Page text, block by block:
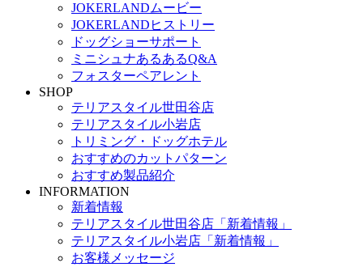
JOKERLANDムービー
JOKERLANDヒストリー
ドッグショーサポート
ミニシュナあるあるQ&A
フォスターペアレント
SHOP
テリアスタイル世田谷店
テリアスタイル小岩店
トリミング・ドッグホテル
おすすめのカットパターン
おすすめ製品紹介
INFORMATION
新着情報
テリアスタイル世田谷店「新着情報」
テリアスタイル小岩店「新着情報」
お客様メッセージ